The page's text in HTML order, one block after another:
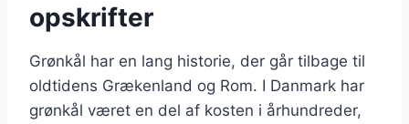
opskrifter
Grønkål har en lang historie, der går tilbage til
oldtidens Grækenland og Rom. I Danmark har
grønkål været en del af kosten i århundreder,